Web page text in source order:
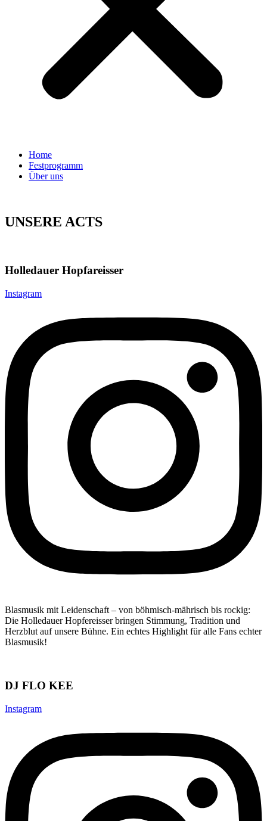
Home
Festprogramm
Über uns
UNSERE ACTS
Holledauer Hopfareisser
Instagram
Blasmusik mit Leidenschaft – von böhmisch-mährisch bis rockig:
Die Holledauer Hopfereisser bringen Stimmung, Tradition und
Herzblut auf unsere Bühne. Ein echtes Highlight für alle Fans echter
Blasmusik!
DJ FLO KEE
Instagram